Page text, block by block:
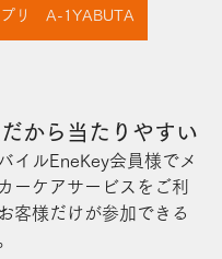
プリ A-1YABUTA
から当たりやすい
イルEneKey会員様でメ
ーケアサービスをご利
客様だけが参加できる